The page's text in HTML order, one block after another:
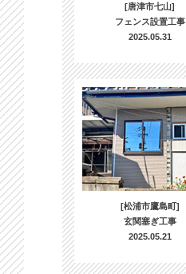
[唐津市七山]
フェンス設置工事
2025.05.31
[松浦市鷹島町]
玄関塞ぎ工事
2025.05.21